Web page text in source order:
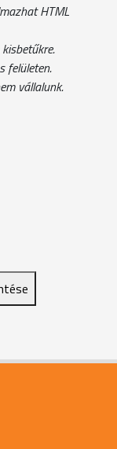
HTML
felületen.
vállalunk.